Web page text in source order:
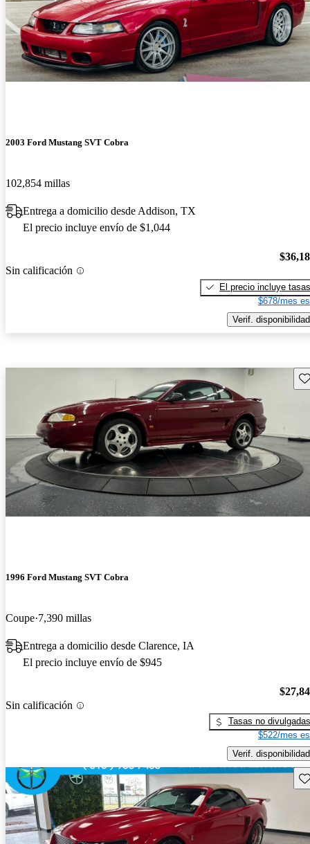
2003 Ford Mustang SVT Cobra
102,854 millas
Entrega a domicilio desde Addison, TX
El precio incluye envío de $1,044
Sin calificación
El precio incluye tasas
$678/mes
Verif. disponibilidad
1996 Ford Mustang SVT Cobra
Coupe 7,390 millas
Entrega a domicilio desde Clarence, IA
El precio incluye envío de $945
Sin calificación
Tasas no divulgadas
$522/mes
Verif. disponibilidad